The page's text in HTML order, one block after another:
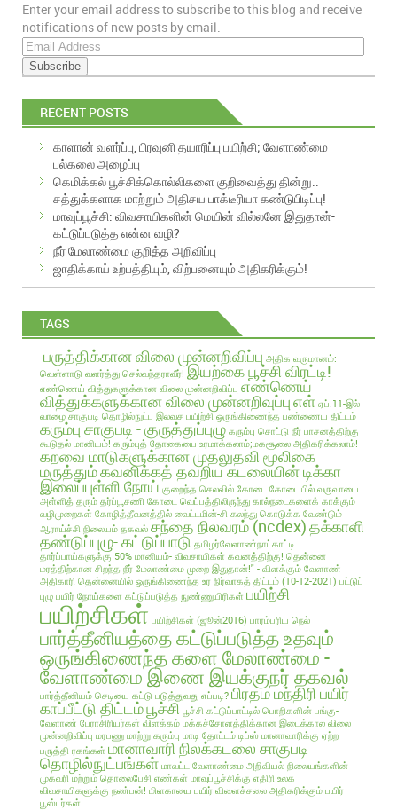
EMAIL
Enter your email address to subscribe to this blog and receive
notifications of new posts by email.
E
m
a
i
A
RECENT POSTS
காளான் வளர்ப்பு, பிரவுனி தயாரிப்பு பயிற்சி; வேளாண்மை
பல்கலை அழைப்பு
கெமிக்கல் பூச்சிக்கொல்லிகளை குறிவைத்து தின்று..
சத்துக்களாக மாற்றும் அதிசய பாக்டீரியா கண்டுபிடிப்பு!
மாவுப்பூச்சி: விவசாயிகளின் மெயின் வில்லனே இதுதான்-
கட்டுப்படுத்த என்ன வழி?
நீர் மேலாண்மை குறித்த அறிவிப்பு
ஜாதிக்காய் உற்பத்தியும், விற்பனையும் அதிகரிக்கும்!
TAGS
பருத்திக்கான விலை முன்னறிவிப்பு அதிக வருமானம்:
வெள்ளாடு வளர்த்து செல்வந்தராவீர்! இயற்கை பூச்சி விரட்டி!
எண்ணெய் வித்துகளுக்கான விலை முன்னறிவிப்பு எண்ணெய்
வித்துக்களுக்கான விலை முன்னறிவுப்புஎள் ஏப்.11-இல்
வாழை சாகுபடி தொழில்நுட்ப இலவச பயிற்சி ஒருங்கிணைந்த பண்ணைய திட்டம்
கரும்பு சாகுபடி - குருத்துப்புழு கரும்பு சொட்டு நீர் பாசனத்திற்கு
கூடுதல் மானியம்! கரும்புத் தோகையை உரமாக்கலாம்;மகசூலை அதிகரிக்கலாம்!
கறவை மாடுகளுக்கான முதலுதவி மூலிகை
மருத்தும்கவனிக்கத் தவறிய கடலையின் டிக்கா
இலைப்புள்ளி நோய் குறைந்த செலவில் கோடை கோடையில் வருவாயை
அள்ளித் தரும் தர்ப்பூசணி கோடை வெப்பத்திலிருந்து கால்நடைகளைக் காக்கும்
வழிமுறைகள் கோழித்தீவனத்தில் வைட்டமின்-சி கலந்து கொடுக்க வேண்டும்
ஆராய்ச்சி நிலையம் தகவல் சந்தை நிலவரம் (ncdex)தக்காளி
தண்டுப்புழு- கட்டுப்பாடு தமிழர்வேளாண்நாட்காட்டி
தார்ப்பாய்களுக்கு 50% மானியம்- விவசாயிகள் கவனத்திற்கு! தென்னை
மரத்திற்கான சிறந்த நீர் மேலாண்மை முறை இதுதான்!" - விளக்கும் வேளாண்
அதிகாரி தென்னையில் ஒருங்கிணைந்த உர நிர்வாகத் திட்டம் (10-12-2021) பட்டுப்
புழு பயிர் நோய்களை கட்டுப்படுத்த நுண்ணுயிரிகள் பயிற்சி
பயிற்சிகள் பயிற்சிகள் (ஜூன்2016) பாரம்பரிய நெல்
பார்த்தீனியத்தை கட்டுப்படுத்த உதவும்
ஒருங்கிணைந்த களை மேலாண்மை -
வேளாண்மை இணை இயக்குநர் தகவல்
பார்த்தீனியம் செடியை கட்டு படுத்துவது எப்படி? பிரதம மந்திரி பயிர்
காப்பீட்டு திட்டம்பூச்சி பூச்சி கட்டுப்பாட்டில் பொறிகளின் பங்கு-
வேளாண் பேராசிரியர்கள் விளக்கம் மக்கச்சோளத்திக்கான இடைக்கால விலை
முன்னறிவிப்பு மரபணு மாற்று கரும்பு மாடி தோட்டம் டிப்ஸ் மானாவாரிக்கு ஏற்ற
பருத்தி ரகங்கள் மானாவாரி நிலக்கடலை சாகுபடி
தொழில்நுட்பங்கள் மாவட்ட வேளாண்மை அறிவியல் நிலையங்களின்
முகவரி மற்றும் தொலைபேசி எண்கள் மாவுப்பூச்சிக்கு எதிரி உலக
விவசாயிகளுக்கு நண்பன்! மிளகாயை பயிர் விளைச்சலை அதிகரிக்கும் பயிர்
பூஸ்டர்கள்